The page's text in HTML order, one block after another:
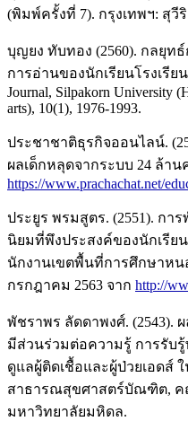
(พิมพ์ครั้งที่ 7). กรุงเทพฯ: สุวี
บุญยง ทับทอง (2560). กลยุ
การอ่านของนักเรียนโรงเรีย
Journal, Silpakorn University
arts), 10(1), 1976-1993.
ประชาชาติธุรกิจออนไลน์.
ผลเด็กหลุดจากระบบ 24 ล้าน
https://www.prachachat.net/
ประยูร พรมสูตร. (2551). ก
นิยมที่พึงประสงค์ของนักเรีย
นักงานเขตพื้นที่การศึกษาหน
กรกฎาคม 2563 จาก http://
พัชราพร ลัดดาพงศ์. (2543).
มีส่วนร่วมต่อความรู้ การรับ
ดูแลผู้ติดเชื้อและผู้ป่วยเอดส์
สาธารณสุขศาสตร์บัณฑิต,
มหาวิทยาลัยมหิดล.